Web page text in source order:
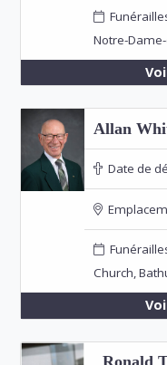
Notre-
Allan
Date de
Church,